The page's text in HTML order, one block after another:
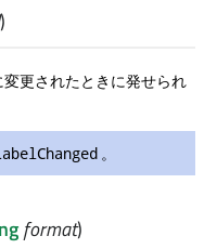
)
更されたときに発せられ
。
format)